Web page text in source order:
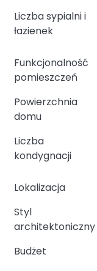
Liczba sypialni i
łazienek
Funkcjonalność
pomieszczeń
Powierzchnia
domu
Liczba
kondygnacji
Lokalizacja
Styl
architektoniczny
Budżet